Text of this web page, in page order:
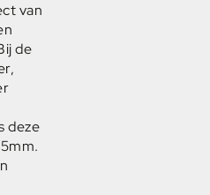
van
de
deze